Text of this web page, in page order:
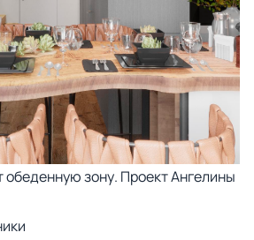
зону. Проект Ангелины